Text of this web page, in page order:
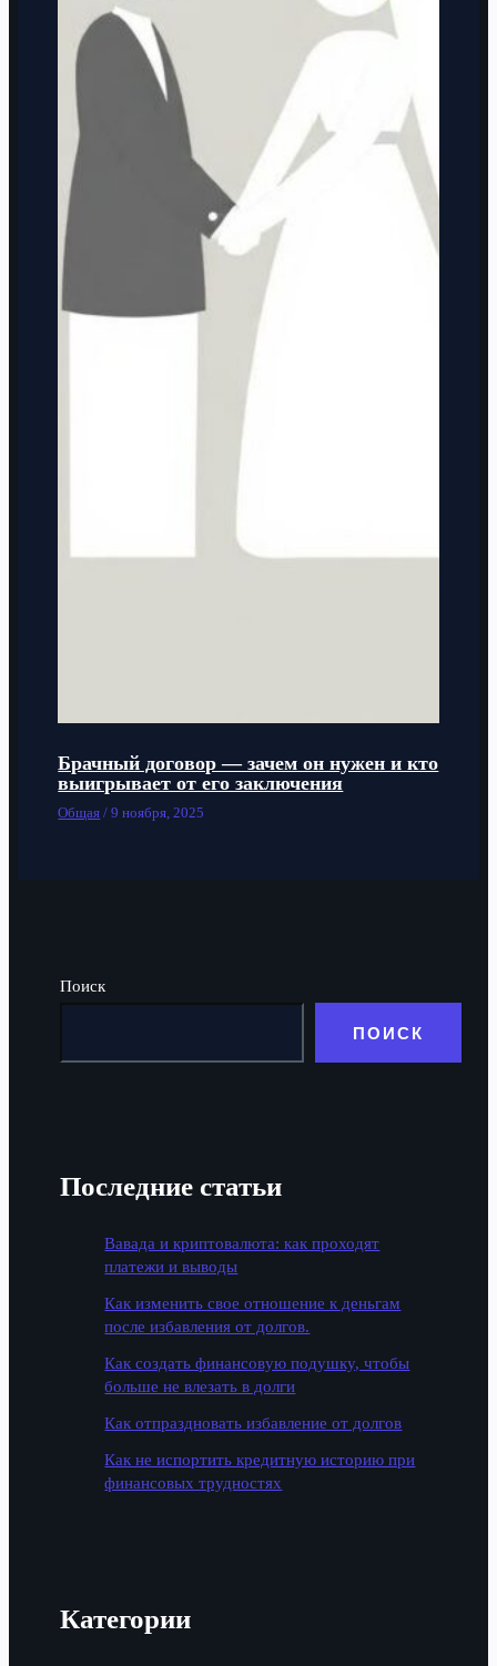
Брачный договор — зачем он нужен и кто
выигрывает от его заключения
Общая /9 ноября, 2025
Поиск
ПОИСК
Последние статьи
Вавада и криптовалюта: как проходят
платежи и выводы
Как изменить свое отношение к деньгам
после избавления от долгов.
Как создать финансовую подушку, чтобы
больше не влезать в долги
Как отпраздновать избавление от долгов
Как не испортить кредитную историю при
финансовых трудностях
Категории